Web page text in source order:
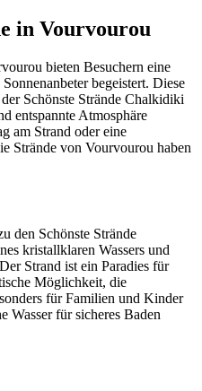
in Vourvourou
bieten Besuchern eine
begeistert. Diese
Schönste Strände Chalkidiki
entspannte Atmosphäre
am Strand oder eine
Strände von Vourvourou haben
den Schönste Strände
kristallklaren Wassers und
Strand ist ein Paradies für
Möglichkeit, die
für Familien und Kinder
Wasser für sicheres Baden